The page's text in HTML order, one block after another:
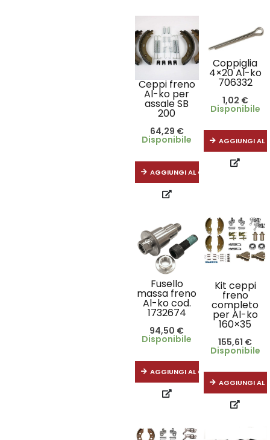
Ceppi freno
Al-ko per
assale SB
200
64,29 €
Disponibile
AGGIUNGI AL CARRELLO
Coppiglia
4×20 Al-ko
706332
1,02 €
Disponibile
AGGIUNGI AL
Fusello
massa freno
Al-ko cod.
1732674
94,50 €
Disponibile
AGGIUNGI AL CARRELLO
Kit ceppi
freno
completo
per Al-ko
160×35
155,61 €
Disponibile
AGGIUNGI AL